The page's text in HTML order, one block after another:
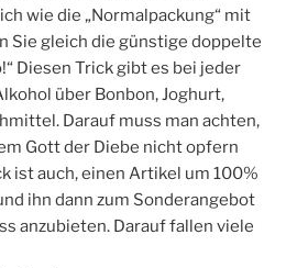
wie die „Normalpackung“ mit
Sie gleich die günstige doppelte
Diesen Trick gibt es bei jeder
über Bonbon, Joghurt,
Darauf muss man achten,
Gott der Diebe nicht opfern
ist auch, einen Artikel um 100%
ihn dann zum Sonderangebot
anzubieten. Darauf fallen viele